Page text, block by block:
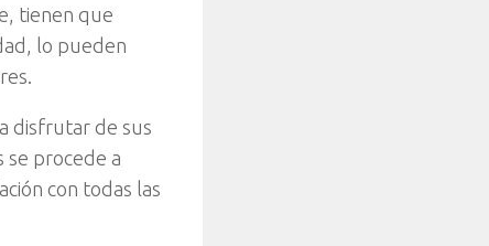
tienen que
lo pueden
disfrutar de sus
se procede a
con todas las